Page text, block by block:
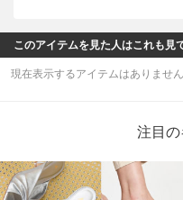
このアイテムを見た人はこれも見
現在表示するアイテムはありません
注目